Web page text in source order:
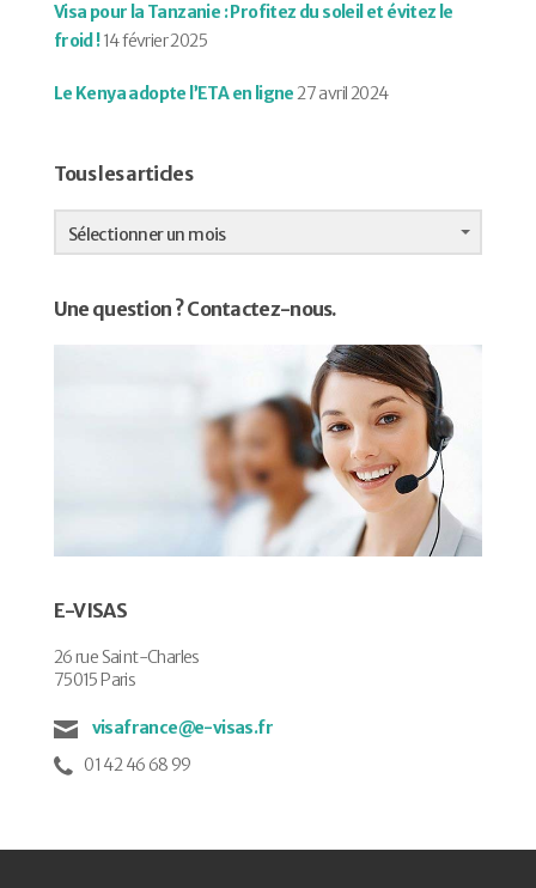
Visa pour la Tanzanie : Profitez du soleil et évitez le
froid !14 février 2025
Le Kenya adopte l’ETA en ligne27 avril 2024
Tous les articles
Tous
les
articles
Sélectionner un mois
Une question ? Contactez-nous.
E-VISAS
26 rue Saint-Charles
75015 Paris
visafrance@e-visas.fr
01 42 46 68 99